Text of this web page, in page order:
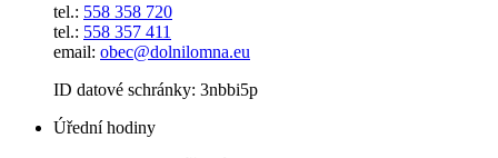
tel.: 558 358 720
tel.: 558 357 411
email: obec@dolnilomna.eu
ID datové schránky: 3nbbi5p
Úřední hodiny